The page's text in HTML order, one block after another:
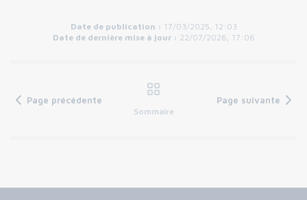
Date de publication : 17/03/2025, 12:03
Date de dernière mise à jour : 22/07/2026, 17:06
Page précédente
Sommaire
Page suivante